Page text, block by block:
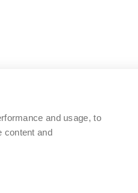
and usage, to
content and